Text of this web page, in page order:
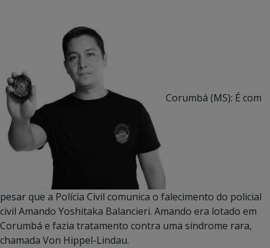
Corumbá (MS): É com
pesar que a Polícia Civil comunica o falecimento do policial
civil Amando Yoshitaka Balancieri. Amando era lotado em
Corumbá e fazia tratamento contra uma síndrome rara,
chamada Von Hippel-Lindau.